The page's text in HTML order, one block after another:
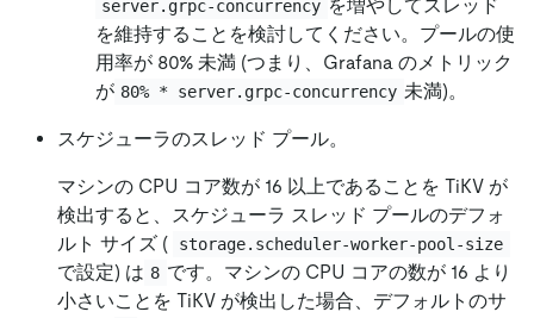
server.grpc-concurrency を増やしてスレッド
を維持することを検討してください。プールの使
用率が 80% 未満 (つまり、Grafana のメトリック
が 80% * server.grpc-concurrency 未満)。
スケジューラのスレッド プール。
マシンの CPU コア数が 16 以上であることを TiKV が
検出すると、スケジューラ スレッド プールのデフォ
ルト サイズ (
storage.scheduler-worker-pool-size
で設定) は 8 です。マシンの CPU コアの数が 16 より
小さいことを TiKV が検出した場合、デフォルトのサ